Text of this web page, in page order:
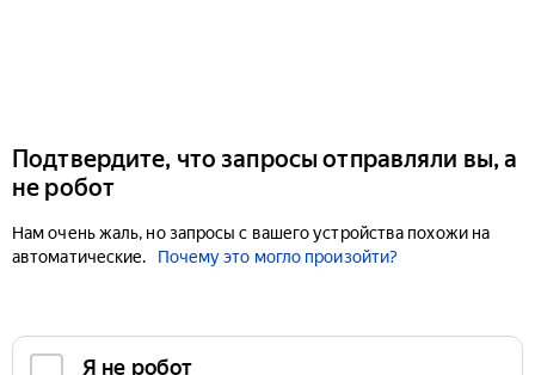
Подтвердите, что запросы отправляли вы, а
не робот
Нам очень жаль, но запросы с вашего устройства похожи на
автоматические.
Почему это могло произойти?